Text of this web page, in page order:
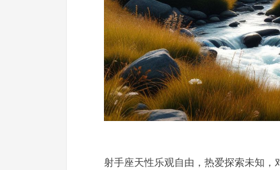
射手座天性乐观自由，热爱探索未知